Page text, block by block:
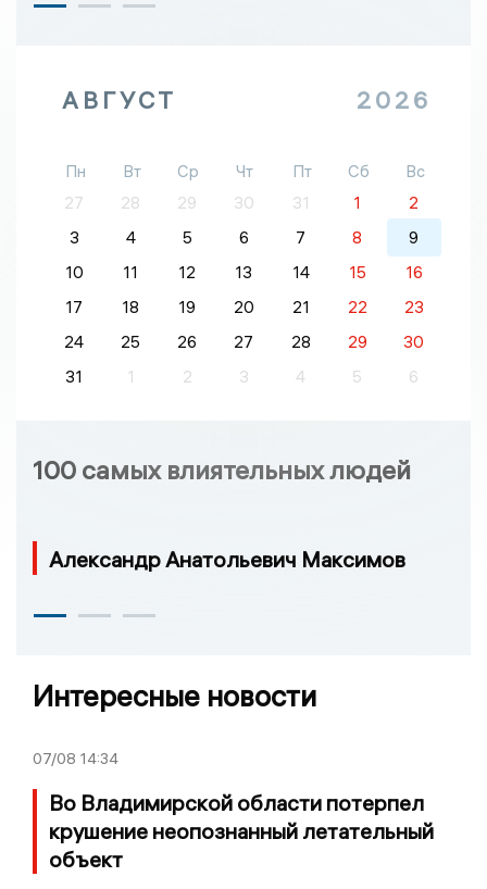
АВГУСТ 2026
Пн Вт Ср Чт Пт Сб
Вс
27
28 29 30 31 1
2
3
4 5 6 7 8
9
10
11 12 13 14 15
16
17
18 19 20 21 22
23
24
25 26 27 28 29
30
31
1 2 3 4 5 6
100 самых влиятельных людей
Александр Анатольевич Максимов
Интересные новости
07/08 14:34
Во Владимирской области потерпел
крушение неопознанный летательный
объект